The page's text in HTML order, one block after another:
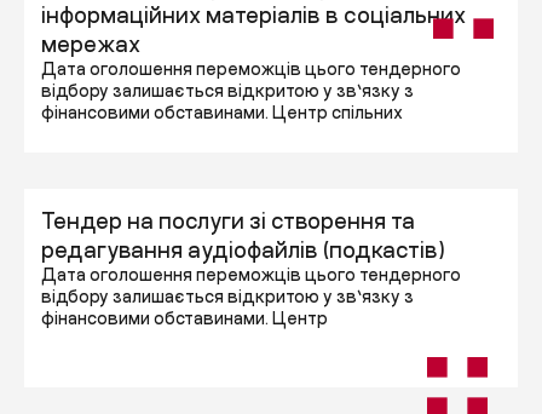
інформаційних матеріалів в соціальних
мережах
Дата оголошення переможців цього тендерного
відбору залишається відкритою у зв’язку з
фінансовими обставинами. Центр спільних
Тендер на послуги зі створення та
редагування аудіофайлів (подкастів)
Дата оголошення переможців цього тендерного
відбору залишається відкритою у зв’язку з
фінансовими обставинами. Центр